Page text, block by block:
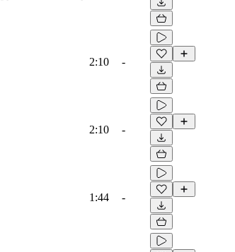
2:10 -
2:10 -
1:44 -